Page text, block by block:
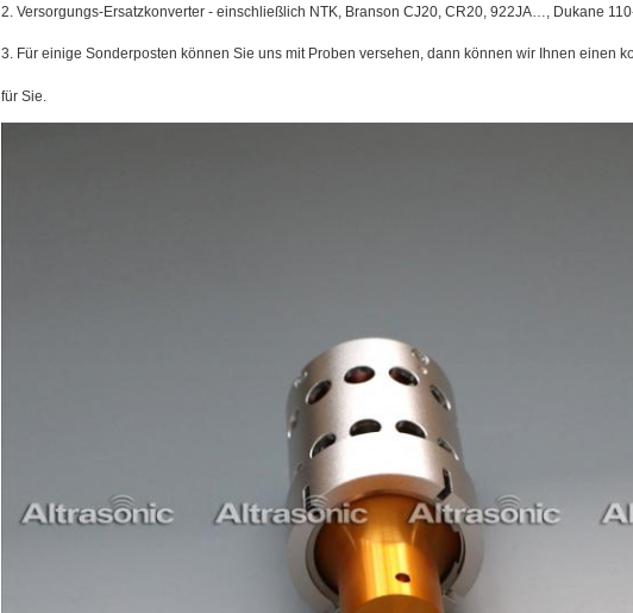
2. Versorgungs-Ersatzkonverter - einschließlich NTK, Branson CJ20, CR20, 922JA…, Dukane
3. Für einige Sonderposten können Sie uns mit Proben versehen, dann können wir Ihnen einen
für Sie.